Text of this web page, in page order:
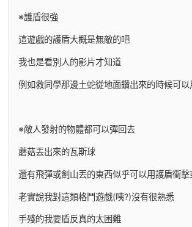
※護盾很強
這遊戲的護盾大概是無敵的吧
我也是看別人的影片才知道
例如救同學那邊土蛇從地面鑽出來的時候可以
※敵人發射的物體都可以彈回去
蘑菇丟出來的瓦斯球
還有飛彈或劍山丟的東西似乎可以用護盾衝
老實說我對這類格鬥遊戲(咦?)沒有很熟悉
手殘的我要盾反真的太困難